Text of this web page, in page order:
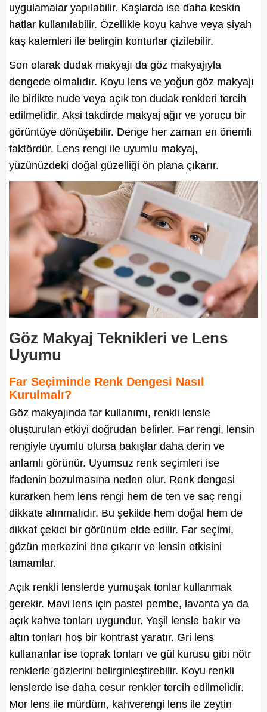
uygulamalar yapılabilir. Kaşlarda ise daha keskin
hatlar kullanılabilir. Özellikle koyu kahve veya siyah
kaş kalemleri ile belirgin konturlar çizilebilir.
Son olarak dudak makyajı da göz makyajıyla
dengede olmalıdır. Koyu lens ve yoğun göz makyajı
ile birlikte nude veya açık ton dudak renkleri tercih
edilmelidir. Aksi takdirde makyaj ağır ve yorucu bir
görüntüye dönüşebilir. Denge her zaman en önemli
faktördür. Lens rengi ile uyumlu makyaj,
yüzünüzdeki doğal güzelliği ön plana çıkarır.
Göz Makyaj Teknikleri ve Lens
Uyumu
Far Seçiminde Renk Dengesi Nasıl
Kurulmalı?
Göz makyajında far kullanımı, renkli lensle
oluşturulan etkiyi doğrudan belirler. Far rengi, lensin
rengiyle uyumlu olursa bakışlar daha derin ve
anlamlı görünür. Uyumsuz renk seçimleri ise
ifadenin bozulmasına neden olur. Renk dengesi
kurarken hem lens rengi hem de ten ve saç rengi
dikkate alınmalıdır. Bu şekilde hem doğal hem de
dikkat çekici bir görünüm elde edilir. Far seçimi,
gözün merkezini öne çıkarır ve lensin etkisini
tamamlar.
Açık renkli lenslerde yumuşak tonlar kullanmak
gerekir. Mavi lens için pastel pembe, lavanta ya da
açık kahve tonları uygundur. Yeşil lensle bakır ve
altın tonları hoş bir kontrast yaratır. Gri lens
kullananlar ise toprak tonları ve gül kurusu gibi nötr
renklerle gözlerini belirginleştirebilir. Koyu renkli
lenslerde ise daha cesur renkler tercih edilmelidir.
Mor lens ile mürdüm, kahverengi lens ile zeytin